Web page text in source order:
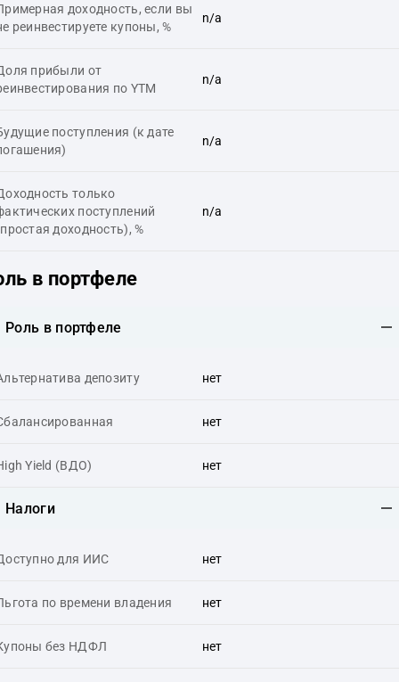
доходность, если вы
реинвестируете купоны, %
n/a
прибыли от
по YTM
n/a
поступления (к дате
n/a
только
поступлений
доходность), %
n/a
в портфеле
Роль в портфеле
депозиту нет
нет
Yield (ВДО) нет
Налоги
для ИИС нет
по времени владения нет
без НДФЛ нет